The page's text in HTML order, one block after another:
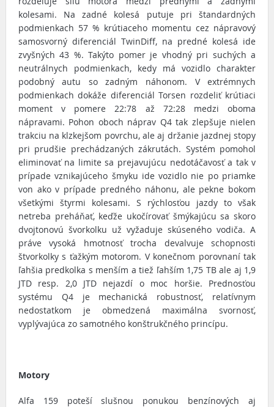
kolesami. Na zadné kolesá putuje pri štandardných
podmienkach 57 % krútiaceho momentu cez nápravový
samosvorný diferenciál TwinDiff, na predné kolesá ide
zvyšných 43 %. Takýto pomer je vhodný pri suchých a
neutrálnych podmienkach, kedy má vozidlo charakter
podobný autu so zadným náhonom. V extrémnych
podmienkach dokáže diferenciál Torsen rozdeliť krútiaci
moment v pomere 22:78 až 72:28 medzi oboma
nápravami. Pohon oboch náprav Q4 tak zlepšuje nielen
trakciu na klzkejšom povrchu, ale aj držanie jazdnej stopy
pri prudšie prechádzaných zákrutách. Systém pomohol
eliminovať na limite sa prejavujúcu nedotáčavosť a tak v
prípade vznikajúceho šmyku ide vozidlo nie po priamke
von ako v prípade predného náhonu, ale pekne bokom
všetkými štyrmi kolesami. S rýchlosťou jazdy to však
netreba preháňať, keďže ukočírovať šmýkajúcu sa skoro
dvojtonovú švorkolku už vyžaduje skúseného vodiča. A
práve vysoká hmotnosť trocha devalvuje schopnosti
štvorkolky s ťažkým motorom. V konečnom porovnaní tak
ľahšia predkolka s menším a tiež ľahším 1,75 TB ale aj 1,9
JTD resp. 2,0 JTD nejazdí o moc horšie. Prednosťou
systému Q4 je mechanická robustnosť, relatívnym
nedostatkom je obmedzená maximálna svornosť,
vyplývajúca zo samotného konštrukčného princípu.
Motory
Alfa 159 poteší slušnou ponukou benzínových aj